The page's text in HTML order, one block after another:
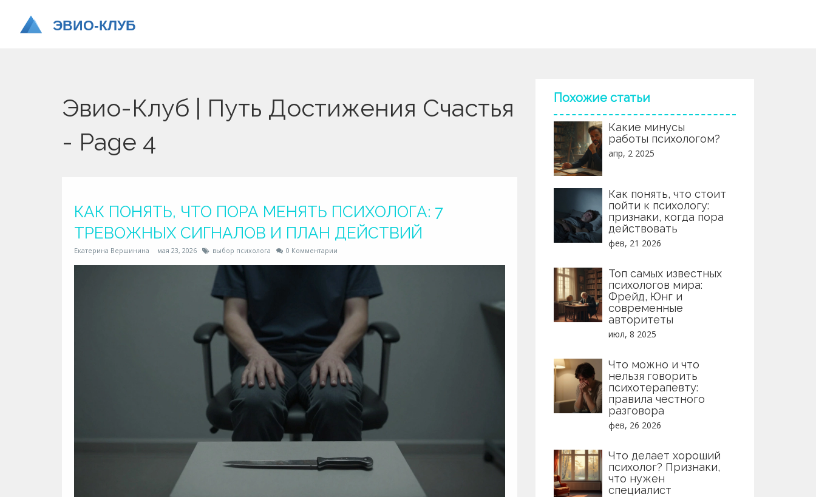
Эвио-Клуб | Путь Достижения Счастья
- Page 4
КАК ПОНЯТЬ, ЧТО ПОРА МЕНЯТЬ ПСИХОЛОГА: 7
ТРЕВОЖНЫХ СИГНАЛОВ И ПЛАН ДЕЙСТВИЙ
Екатерина Вершинина мая 23, 2026 выбор психолога 0 Комментарии
Похожие статьи
Какие минусы
работы психологом?
апр, 2 2025
Как понять, что стоит
пойти к психологу:
признаки, когда пора
действовать
фев, 21 2026
Топ самых известных
психологов мира:
Фрейд, Юнг и
современные
авторитеты
июл, 8 2025
Что можно и что
нельзя говорить
психотерапевту:
правила честного
разговора
фев, 26 2026
Что делает хороший
психолог? Признаки,
что нужен
специалист